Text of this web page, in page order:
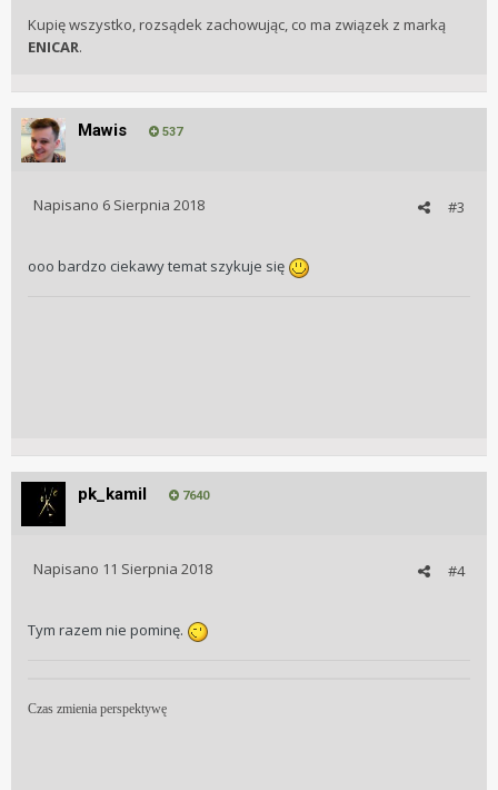
Kupię wszystko, rozsądek zachowując, co ma związek z marką
ENICAR.
Mawis 537
#3
Napisano 6 Sierpnia 2018
ooo bardzo ciekawy temat szykuje się
pk_kamil 7640
#4
Napisano 11 Sierpnia 2018
Tym razem nie pominę.
Czas zmienia perspektywę